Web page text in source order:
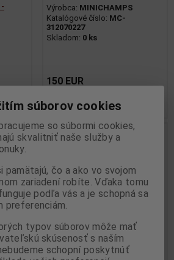
Výrobca: MINICHAMPS
Katalógové číslo: MC-
312070227
Skladom: 0 ks
150 EUR
Pridať do košíka
súborov cookies
so súbormi cookies,
skvalitniť naše služby a
pamätajú, čo a ako vo svojom
zariadení robíte. Vďaka tomu
podľa vás a je schopná sa
preferenciám.
typov súborov môže mať
skúsenosť s naším
schopní poskytnúť